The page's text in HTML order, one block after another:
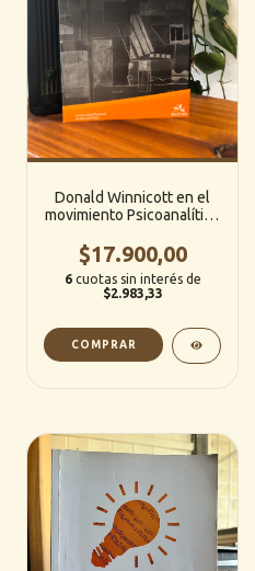
Donald Winnicott en el
movimiento Psicoanalítico
(UNMDP)
$17.900,00
6 cuotas sin interés de
$2.983,33